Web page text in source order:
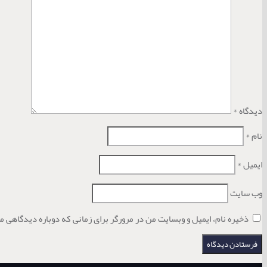
دیدگاه*
نام*
ایمیل*
وب‌ سایت
ذخیره نام، ایمیل و وبسایت من در مرورگر برای زمانی که دوباره